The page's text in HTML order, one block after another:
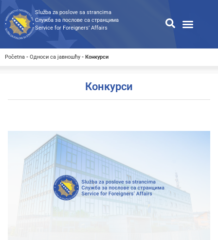
Služba za poslove sa strancima
Служба за послове са странцима
Service for Foreigners’ Affairs
Početna - Односи са јавношћу - Конкурси
Конкурси